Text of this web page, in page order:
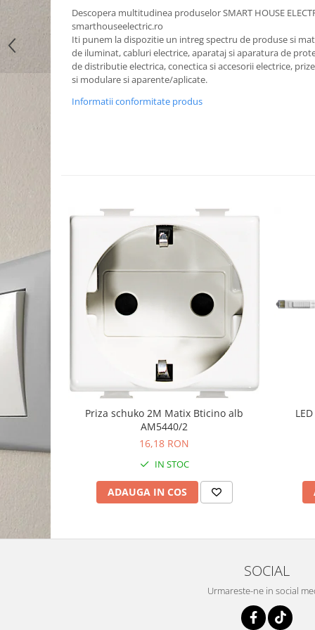
Descopera multitudinea produselor SMART HOUSE
smarthouseelectric.ro
Iti punem la dispozitie un intreg spectru de produse si
de iluminat, cabluri electrice, aparataj si aparatura de
de distributie electrica, conectica si accesorii electrice,
si modulare si aparente/aplicate.
Informatii conformitate produs
Priza schuko 2M Matix Bticino alb
AM5440/2
16,18 RON
IN STOC
ADAUGA IN COS
SOCIAL
Urmareste-ne in social